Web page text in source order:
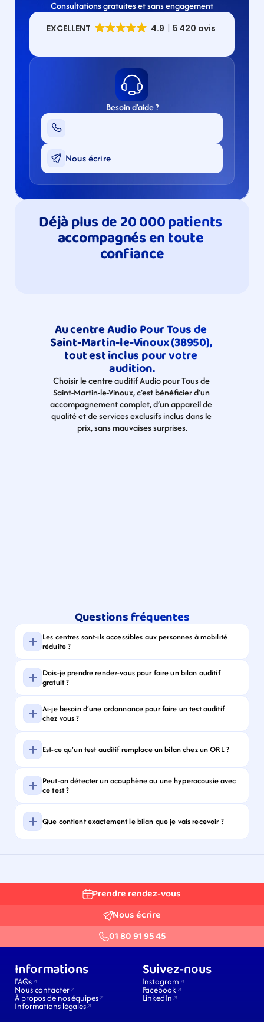
Consultations gratuites et sans engagement
Besoin d’aide ?
Nous écrire
Déjà plus de 20 000 patients
accompagnés en toute
confiance
Au centre Audio Pour Tous de
Saint-Martin-le-Vinoux (38950),
tout est inclus pour votre
audition.
Choisir le centre auditif Audio pour Tous de
Saint-Martin-le-Vinoux, c’est bénéficier d’un
accompagnement complet, d’un appareil de
qualité et de services exclusifs inclus dans le
prix, sans mauvaises surprises.
Questions fréquentes
Les centres sont-ils accessibles aux personnes à mobilité
réduite ?
Dois-je prendre rendez-vous pour faire un bilan auditif
gratuit ?
Ai-je besoin d’une ordonnance pour faire un test auditif
chez vous ?
Est-ce qu’un test auditif remplace un bilan chez un ORL ?
Peut-on détecter un acouphène ou une hyperacousie avec
ce test ?
Que contient exactement le bilan que je vais recevoir ?
Prendre rendez-vous
Nous écrire
01 80 91 95 45
Informations
FAQs
Nous contacter
À propos de nos équipes
Informations légales
Suivez-nous
Instagram
Facebook
LinkedIn